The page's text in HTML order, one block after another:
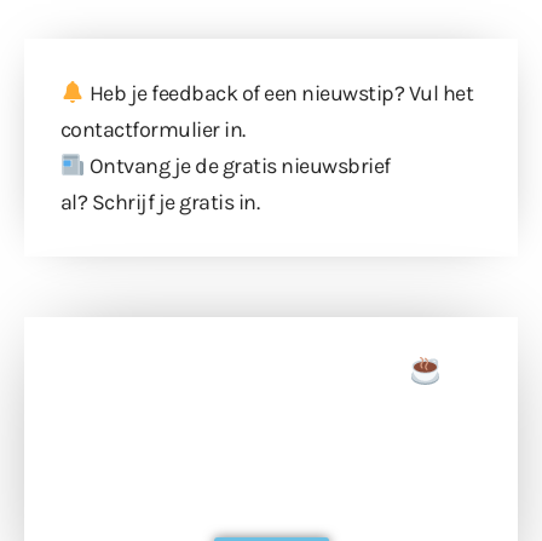
Heb je feedback of een nieuwstip? Vul het
contactformulierin.
Ontvang je de gratis nieuwsbrief
al? Schrijf je gratis in.